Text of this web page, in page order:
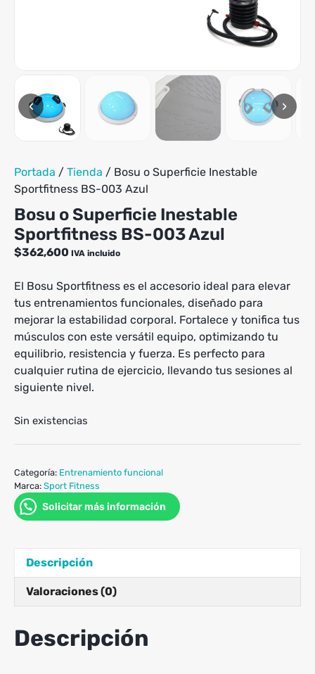
elegir
la
producto
‹ ›
Portada / Tienda / Bosu o Superficie Inestable
Sportfitness BS-003 Azul
Bosu o Superficie Inestable
Sportfitness BS-003 Azul
$362,600 IVA incluido
El Bosu Sportfitness es el accesorio ideal para elevar
tus entrenamientos funcionales, diseñado para
mejorar la estabilidad corporal. Fortalece y tonifica tus
músculos con este versátil equipo, optimizando tu
equilibrio, resistencia y fuerza. Es perfecto para
cualquier rutina de ejercicio, llevando tus sesiones al
siguiente nivel.
Sin existencias
Categoría: Entrenamiento funcional
Marca: Sport Fitness
Solicitar más información
Descripción
Valoraciones (0)
Descripción